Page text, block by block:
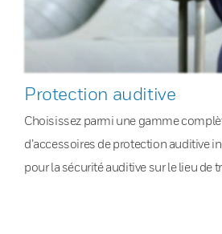
Protection auditive
Choisissez parmi une gamme
d’accessoires de protection auditive
pour la sécurité auditive sur le lieu de